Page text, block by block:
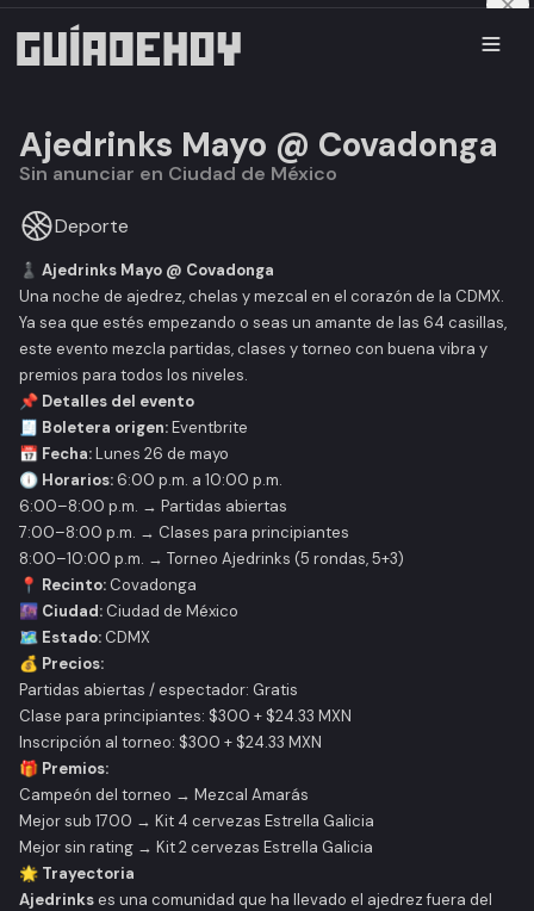
Ajedrinks Mayo @ Covadonga
Sin anunciar en Ciudad de México
Deporte
♟️ Ajedrinks Mayo @ Covadonga
Una noche de ajedrez, chelas y mezcal en el corazón de la CDMX.
Ya sea que estés empezando o seas un amante de las 64 casillas,
este evento mezcla partidas, clases y torneo con buena vibra y
premios para todos los niveles.
📌 Detalles del evento
🧾 Boletera origen:Eventbrite
📅 Fecha:Lunes 26 de mayo
🕕 Horarios: 6:00 p.m. a 10:00 p.m.
6:00–8:00 p.m. → Partidas abiertas
7:00–8:00 p.m. → Clases para principiantes
8:00–10:00 p.m. → Torneo Ajedrinks (5 rondas, 5+3)
📍 Recinto: Covadonga
🌆 Ciudad: Ciudad de México
🗺️ Estado: CDMX
💰 Precios:
Partidas abiertas / espectador: Gratis
Clase para principiantes: $300 + $24.33 MXN
Inscripción al torneo: $300 + $24.33 MXN
🎁 Premios:
Campeón del torneo → Mezcal Amarás
Mejor sub 1700 → Kit 4 cervezas Estrella Galicia
Mejor sin rating → Kit 2 cervezas Estrella Galicia
🌟 Trayectoria
Ajedrinkses una comunidad que ha llevado el ajedrez fuera del